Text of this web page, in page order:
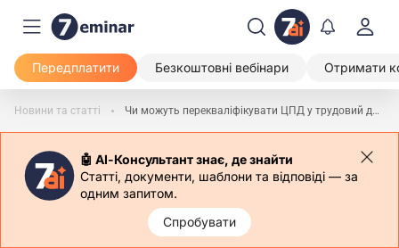
Передплатити Безкоштовні вебінари Отримати
Новини та статті Чи можуть перекваліфікувати ЦПД у трудовий договір? Основні ризики
🤖 АІ-Консультант знає, де знайти
Статті, документи, шаблони та відповіді — за
одним запитом.
Спробувати